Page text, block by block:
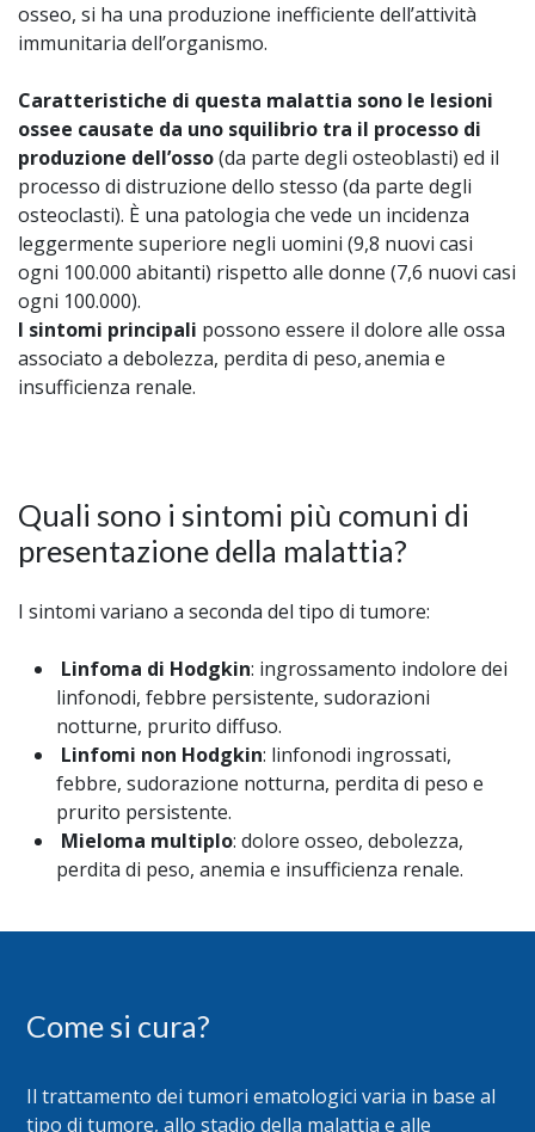
osseo, si ha una produzione inefficiente dell’attività
immunitaria dell’organismo.
Caratteristiche di questa malattia sono le lesioni
ossee causate da uno squilibrio tra il processo di
produzione dell’osso(da parte degli osteoblasti) ed il
processo di distruzione dello stesso (da parte degli
osteoclasti). È una patologia che vede un incidenza
leggermente superiore negli uomini (9,8 nuovi casi
ogni 100.000 abitanti) rispetto alle donne (7,6 nuovi casi
ogni 100.000).
I sintomi principali possono essere il dolore alle ossa
associato a debolezza, perdita di peso, anemia e
insufficienza renale.
Quali sono i sintomi più comuni di
presentazione della malattia?
I sintomi variano a seconda del tipo di tumore:
Linfoma di Hodgkin: ingrossamento indolore dei
linfonodi, febbre persistente, sudorazioni
notturne, prurito diffuso.
Linfomi non Hodgkin: linfonodi ingrossati,
febbre, sudorazione notturna, perdita di peso e
prurito persistente.
Mieloma multiplo: dolore osseo, debolezza,
perdita di peso, anemia e insufficienza renale.
Come si cura?
Il trattamento dei tumori ematologici varia in base al
tipo di tumore, allo stadio della malattia e alle